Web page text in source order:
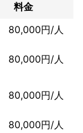
料金
80,000円/人
80,000円/人
80,000円/人
80,000円/人